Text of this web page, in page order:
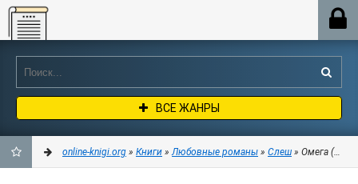
Online-knigi.org
ВСЕ ЖАНРЫ
online-knigi.org » Книги »Любовные романы » Слеш » Омега (СИ) -